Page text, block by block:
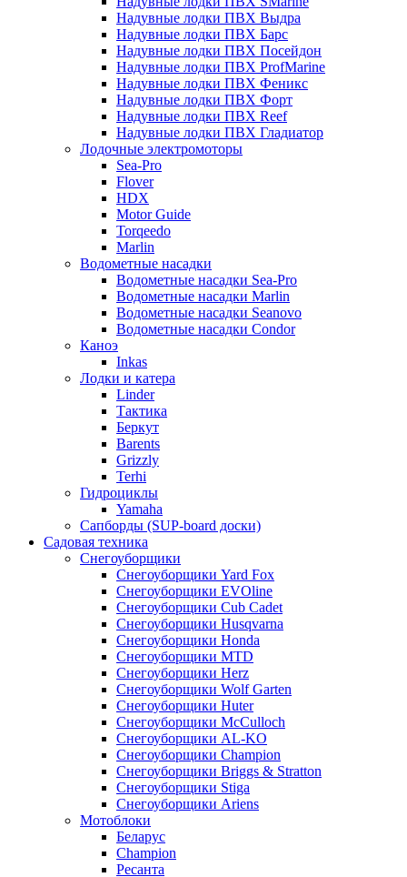
Надувные лодки ПВХ Выдра
Надувные лодки ПВХ Барс
Надувные лодки ПВХ Посейдон
Надувные лодки ПВХ ProfMarine
Надувные лодки ПВХ Феникс
Надувные лодки ПВХ Форт
Надувные лодки ПВХ Reef
Надувные лодки ПВХ Гладиатор
Лодочные электромоторы
Sea-Pro
Flover
HDX
Motor Guide
Torqeedo
Marlin
Водометные насадки
Водометные насадки Sea-Pro
Водометные насадки Marlin
Водометные насадки Seanovo
Водометные насадки Condor
Каноэ
Inkas
Лодки и катера
Linder
Тактика
Беркут
Barents
Grizzly
Terhi
Гидроциклы
Yamaha
Сапборды (SUP-board доски)
Садовая техника
Снегоуборщики
Снегоуборщики Yard Fox
Снегоуборщики EVOline
Снегоуборщики Cub Cadet
Снегоуборщики Husqvarna
Снегоуборщики Honda
Снегоуборщики MTD
Снегоуборщики Herz
Снегоуборщики Wolf Garten
Снегоуборщики Huter
Снегоуборщики McCulloch
Снегоуборщики AL-KO
Снегоуборщики Champion
Снегоуборщики Briggs & Stratton
Снегоуборщики Stiga
Снегоуборщики Ariens
Мотоблоки
Беларус
Champion
Ресанта